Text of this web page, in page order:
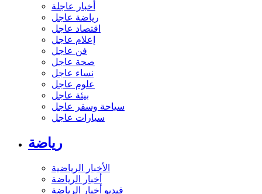
أخبار عاجلة
رياضة عاجل
اقتصاد عاجل
إعلام عاجل
فن عاجل
صحة عاجل
نساء عاجل
علوم عاجل
بيئة عاجل
سياحة وسفر عاجل
سيارات عاجل
رياضة
الأخبار الرياضية
أخبار الرياضة
فيديو أخبار الرياضة